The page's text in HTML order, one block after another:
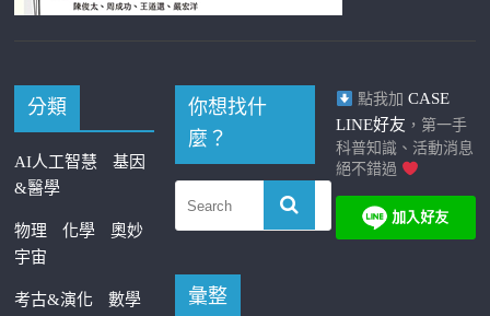
分類
AI人工智慧
基因
&醫學
物理 化學
奧妙
宇宙
考古&演化
數學
你想找什
麼？
彙整
點我加 CASE
LINE好友 ，第一手
科普知識、活動消息
絕不錯過